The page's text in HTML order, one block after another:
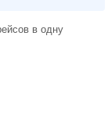
в одну